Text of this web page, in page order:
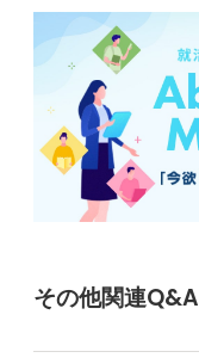
その他関連Q&A